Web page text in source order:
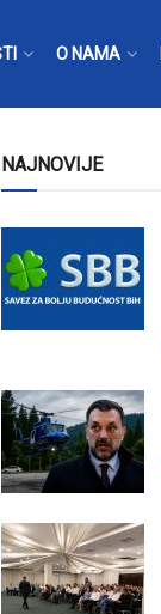
O NAMA
NAJNOVIJE